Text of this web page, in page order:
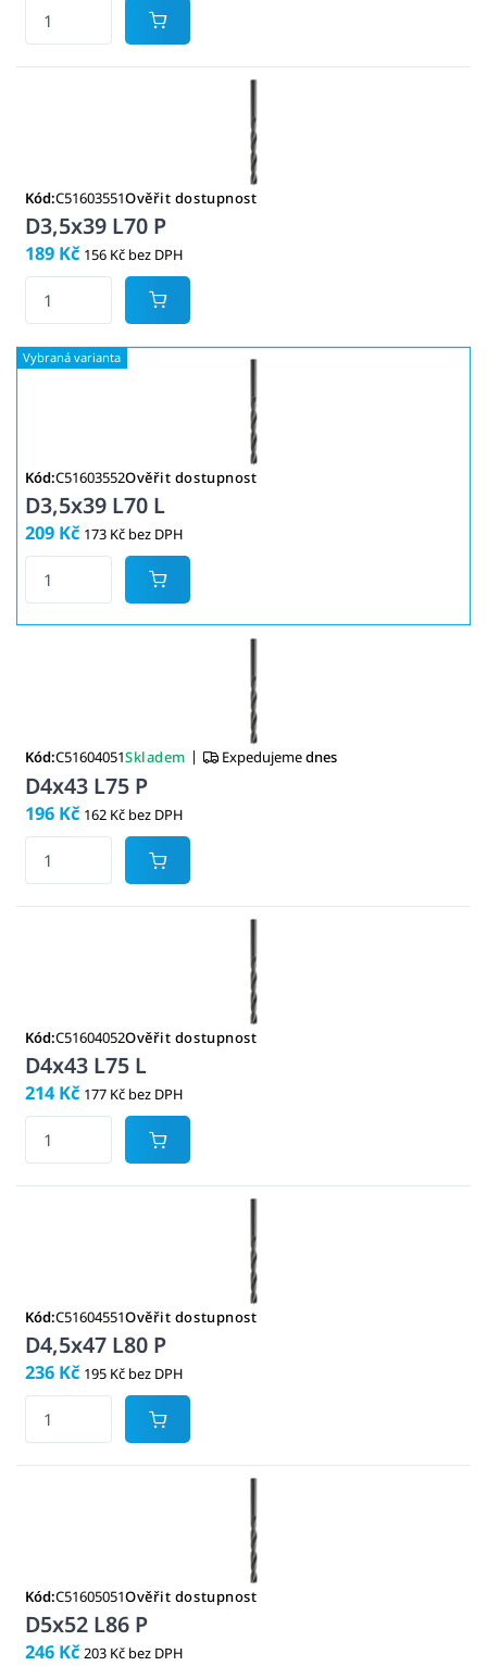
Kód:C51603551Ověřit dostupnost
D3,5x39 L70 P
189 Kč 156 Kč bez DPH
Kód:C51603552Ověřit dostupnost
D3,5x39 L70 L
209 Kč 173 Kč bez DPH
Kód:C51604051Skladem | Expedujemednes
D4x43 L75 P
196 Kč 162 Kč bez DPH
Kód:C51604052Ověřit dostupnost
D4x43 L75 L
214 Kč 177 Kč bez DPH
Kód:C51604551Ověřit dostupnost
D4,5x47 L80 P
236 Kč 195 Kč bez DPH
Kód:C51605051Ověřit dostupnost
D5x52 L86 P
246 Kč 203 Kč bez DPH